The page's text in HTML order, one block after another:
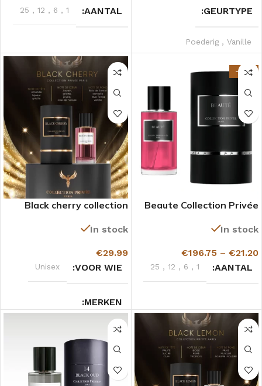
GEURTYPE
Poederig , Vanille
MERKEN
Lattafa
VOOR WIE
Unisex
AANTAL
1
,
6
,
12
,
25
-27%
Beaute Collection Privée
In stock
€21.20
–
€196.75
AANTAL
1
,
6
,
12
,
25
Black cherry collection
In stock
€29.99
VOOR WIE
Unisex
MERKEN
Collection privée
GEURTYPE